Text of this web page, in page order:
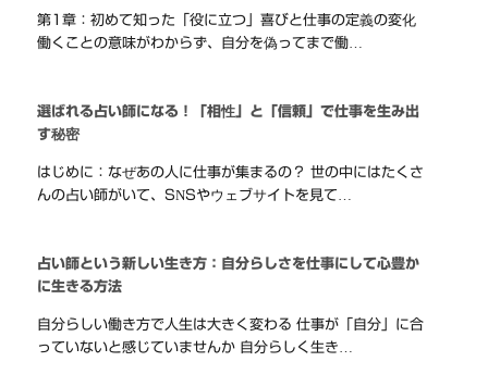
第1章：初めて知った「役に立つ」喜びと仕事の定義の変化
働くことの意味がわからず、自分を偽ってまで働…
選ばれる占い師になる！「相性」と「信頼」で仕事を生み出
す秘密
はじめに：なぜあの人に仕事が集まるの？ 世の中にはたくさ
んの占い師がいて、SNSやウェブサイトを見て…
占い師という新しい生き方：自分らしさを仕事にして心豊か
に生きる方法
自分らしい働き方で人生は大きく変わる 仕事が「自分」に合
っていないと感じていませんか 自分らしく生き…